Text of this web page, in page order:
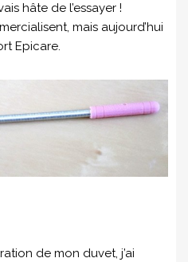
hâte de l’essayer !
mais aujourd’hui
Epicare.
de mon duvet, j’ai